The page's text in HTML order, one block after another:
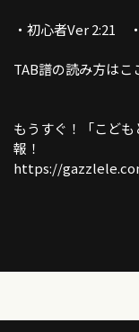
・初心者Ver 2:21
TAB譜の読み方は
もうすぐ！「こど
報！
https://
ガズ使用中のウク